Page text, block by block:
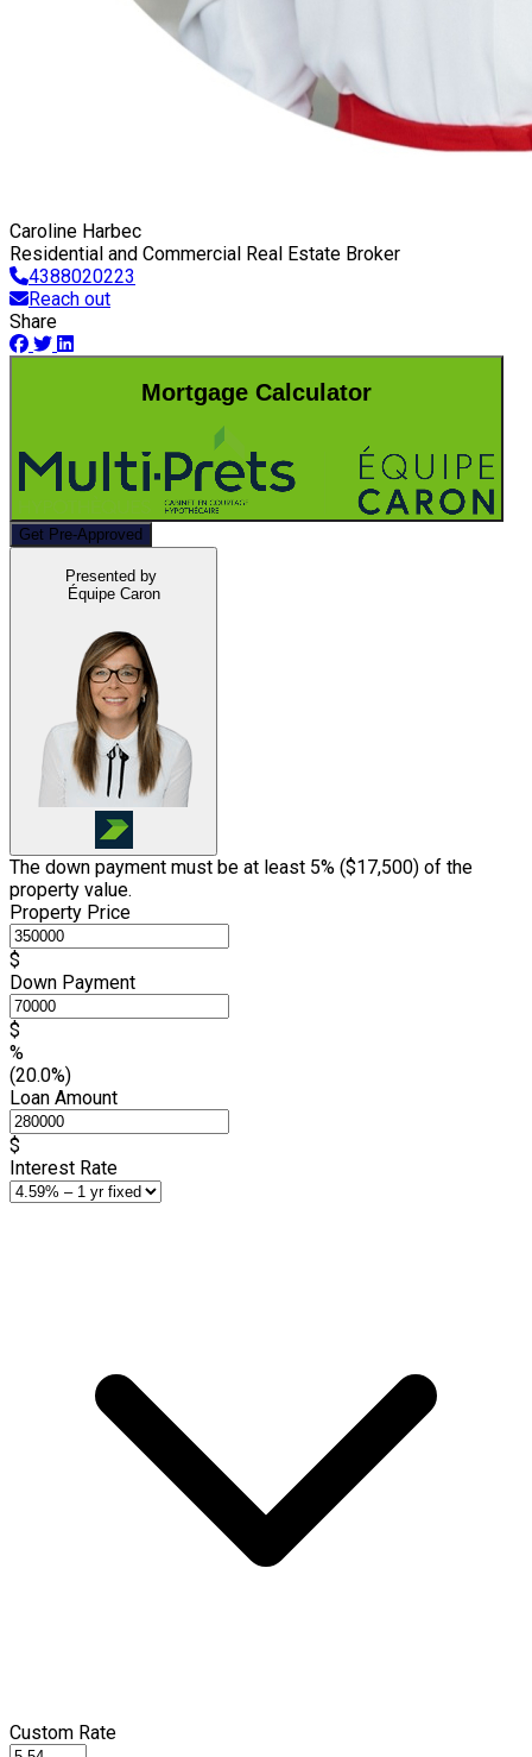
Caroline Harbec
Residential and Commercial Real Estate Broker
4388020223
Reach out
Share
Mortgage Calculator
Get Pre-Approved
Presented by
Équipe Caron
The down payment must be at least 5% ($17,500) of the
property value.
Property Price
$
Down Payment
$
%
(20.0%)
Loan Amount
$
Interest Rate
Custom Rate